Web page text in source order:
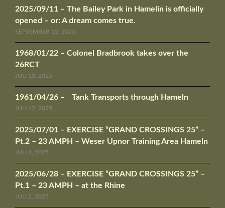
2025/09/11 – The Bailey Park in Hamelin is officially
opened – or: A dream comes true.
SEPTEMBER 12, 2025
1968/01/22 – Colonel Bradbrook takes over the
26RCT
JULI 13, 2025
1961/04/26 – Tank Transports through Hameln
JULI 12, 2025
2025/07/01 – EXERCISE “GRAND CROSSINGS 25” –
Pt.2 – 23 AMPH – Weser Upnor Training Area Hameln
JULI 4, 2025
2025/06/28 – EXERCISE “GRAND CROSSINGS 25” –
Pt.1 – 23 AMPH – at the Rhine
JULI 2, 2025